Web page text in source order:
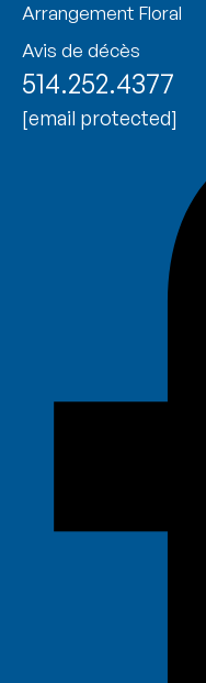
Arrangement Floral
Avis de décès
514.252.4377
[email protected]